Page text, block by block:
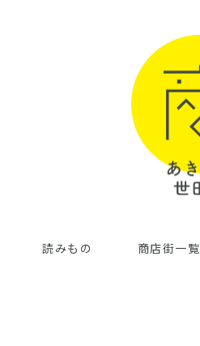
読みもの 商店街一覧